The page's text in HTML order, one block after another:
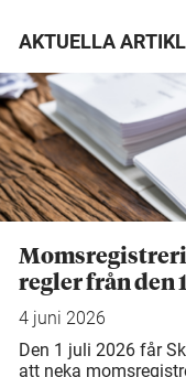
AKTUELLA
regler från den
4 juni 2026
Den 1 juli 2026 får
att neka